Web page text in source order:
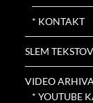
* KONTAKT
SLEM
VIDEO ARHIVA
* YOUTUBE